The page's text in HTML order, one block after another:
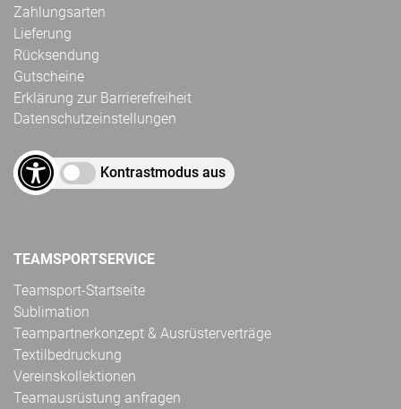
Zahlungsarten
Lieferung
Rücksendung
Gutscheine
Erklärung zur Barrierefreiheit
Datenschutzeinstellungen
Kontrastmodus aus
TEAMSPORTSERVICE
Teamsport-Startseite
Sublimation
Teampartnerkonzept & Ausrüsterverträge
Textilbedruckung
Vereinskollektionen
Teamausrüstung anfragen